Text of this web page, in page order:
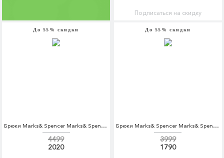
Подписаться на скидку
До 55% скидки
Брюки Marks& Spencer Marks& Spencer MA178EWARAA6
4499
2020
До 55% скидки
Брюки Marks& Spencer Marks& Spencer MA178EWCLYS5
3999
1790